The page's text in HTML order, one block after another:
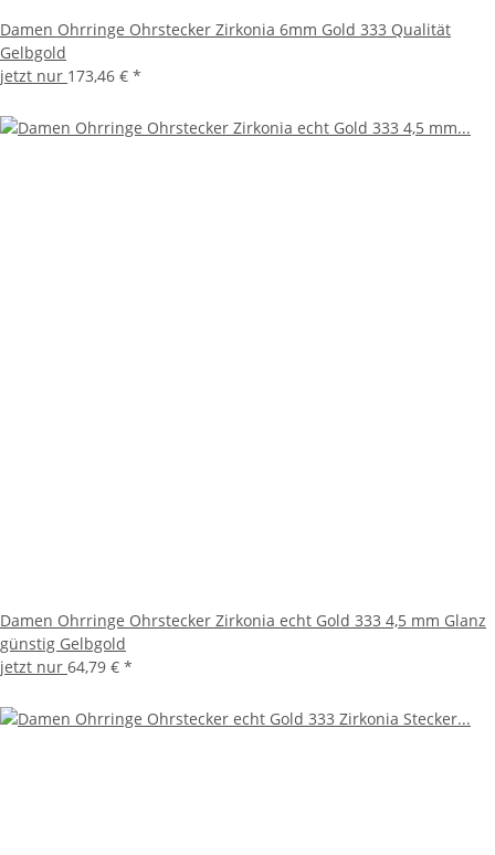
Damen Ohrringe Ohrstecker Zirkonia 6mm Gold 333 Qualität
Gelbgold
jetzt nur 173,46 € *
Damen Ohrringe Ohrstecker Zirkonia echt Gold 333 4,5 mm Glanz
günstig Gelbgold
jetzt nur 64,79 € *